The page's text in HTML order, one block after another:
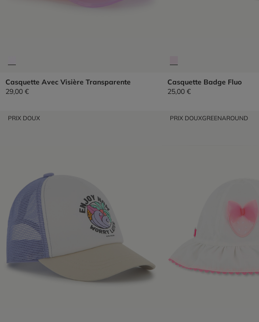
Casquette Avec Visière Transparente
29,00 €
Casquette Badge Fluo
25,00 €
PRIX DOUX PRIX DOUXGREENAROUND